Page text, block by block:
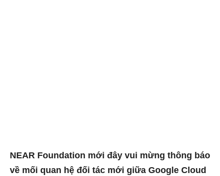
NEAR Foundation mới đây vui mừng thông báo
về mối quan hệ đối tác mới giữa Google Cloud